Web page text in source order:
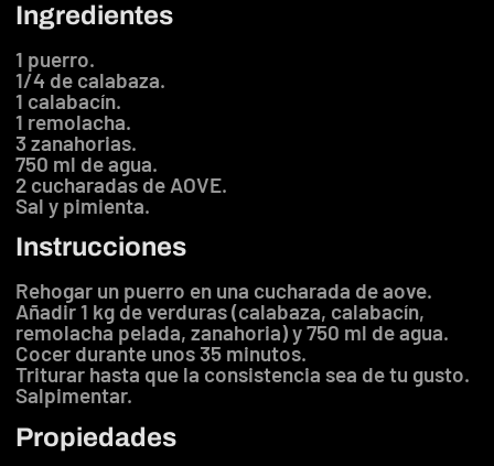
Ingredientes
1 puerro.
1/4 de calabaza.
1 calabacín.
1 remolacha.
3 zanahorias.
750 ml de agua.
2 cucharadas de AOVE.
Sal y pimienta.
Instrucciones
Rehogar un puerro en una cucharada de aove.
Añadir 1 kg de verduras (calabaza, calabacín,
remolacha pelada, zanahoria) y 750 ml de agua.
Cocer durante unos 35 minutos.
Triturar hasta que la consistencia sea de tu gusto.
Salpimentar.
Propiedades